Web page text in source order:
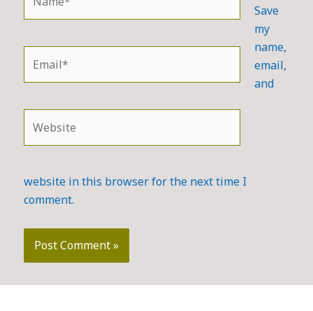
Save
my
name,
email,
and
website in this browser for the next time I
comment.